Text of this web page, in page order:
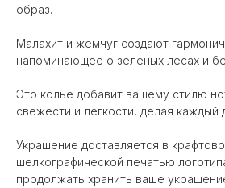
образ.
Малахит и жемчуг создают
напоминающее о зеленых лесах и
Это колье добавит вашему стилю
свежести и легкости, делая
Украшение доставляется в
шелкографической печатью
продолжать хранить ваше